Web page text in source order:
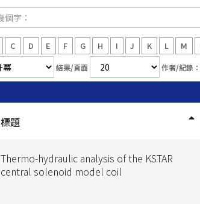
C D E F G H I J K L M
結果/頁面 作者/紀錄：
標題
Thermo-hydraulic analysis of the KSTAR
central solenoid model coil